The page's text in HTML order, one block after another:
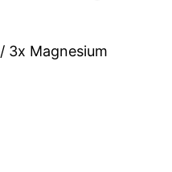
/ 3x Magnesium